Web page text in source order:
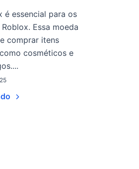
é essencial para os
Essa moeda
comprar itens
cosméticos e